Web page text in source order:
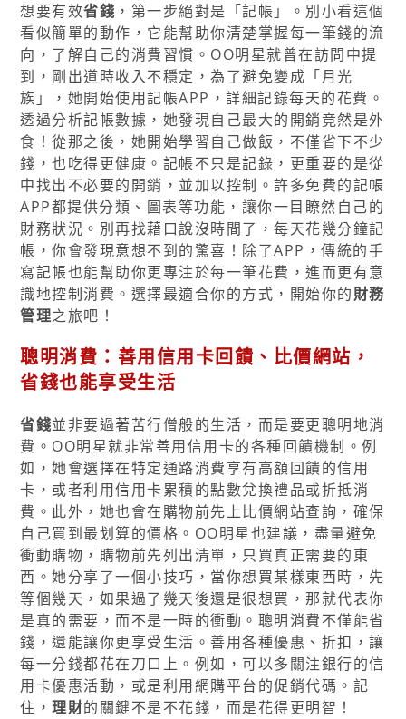
想要有效省錢 ，第一步絕對是「記帳」。別小看這個
看似簡單的動作，它能幫助你清楚掌握每一筆錢的流
向，了解自己的消費習慣。OO明星就曾在訪問中提
到，剛出道時收入不穩定，為了避免變成「月光
族」，她開始使用記帳APP，詳細記錄每天的花費。
透過分析記帳數據，她發現自己最大的開銷竟然是外
食！從那之後，她開始學習自己做飯，不僅省下不少
錢，也吃得更健康。記帳不只是記錄，更重要的是從
中找出不必要的開銷，並加以控制。許多免費的記帳
APP都提供分類、圖表等功能，讓你一目瞭然自己的
財務狀況。別再找藉口說沒時間了，每天花幾分鐘記
帳，你會發現意想不到的驚喜！除了APP，傳統的手
寫記帳也能幫助你更專注於每一筆花費，進而更有意
識地控制消費。選擇最適合你的方式，開始你的財務
管理之旅吧！
聰明消費：善用信用卡回饋、比價網站，
省錢也能享受生活
省錢並非要過著苦行僧般的生活，而是要更聰明地消
費。OO明星就非常善用信用卡的各種回饋機制。例
如，她會選擇在特定通路消費享有高額回饋的信用
卡，或者利用信用卡累積的點數兌換禮品或折抵消
費。此外，她也會在購物前先上比價網站查詢，確保
自己買到最划算的價格。OO明星也建議，盡量避免
衝動購物，購物前先列出清單，只買真正需要的東
西。她分享了一個小技巧，當你想買某樣東西時，先
等個幾天，如果過了幾天後還是很想買，那就代表你
是真的需要，而不是一時的衝動。聰明消費不僅能省
錢，還能讓你更享受生活。善用各種優惠、折扣，讓
每一分錢都花在刀口上。例如，可以多關注銀行的信
用卡優惠活動，或是利用網購平台的促銷代碼。記
住，理財的關鍵不是不花錢，而是花得更明智！